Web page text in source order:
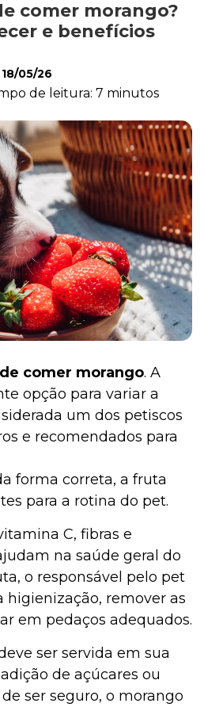
Alimentação
Curiosidades
Filhotes
Higiene
Saúde
comer morango?
e benefícios
18/05/26
de leitura: 7 minutos
comer morango. A
opção para variar a
um dos petiscos
e recomendados para
forma correta, a fruta
para a rotina do pet.
C, fibras e
na saúde geral do
o responsável pelo pet
higienização, remover as
em pedaços adequados.
ser servida em sua
de açúcares ou
ser seguro, o morango